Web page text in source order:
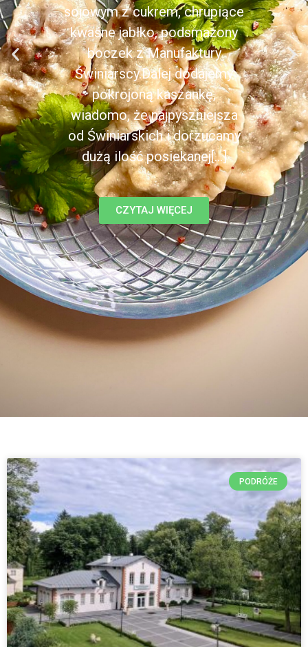
sojowym z cukrem, chrupiące
kwaśne jabłko, podsmażony
boczek z Manufaktury
Świniarscy.Dalej dodajemy
pokrojoną kaszankę,
wiadomo, że najpyszniejsza
od Świniarskich i dorzucamy
dużą ilość posiekanej[...]
CZYTAJ WIĘCEJ
PODRÓŻE